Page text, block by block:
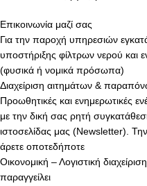
Επικοινωνία μαζί σας
Για την παροχή υπηρεσιών
υποστήριξης φίλτρων νερού και
(φυσικά ή νομικά πρόσωπα)
Διαχείριση αιτημάτων &
Προωθητικές και ενημερωτικές
με την δική σας ρητή
ιστοσελίδας μας (Newsletter).
άρετε οποτεδήποτε
Οικονομική – Λογιστική
παραγγείλει